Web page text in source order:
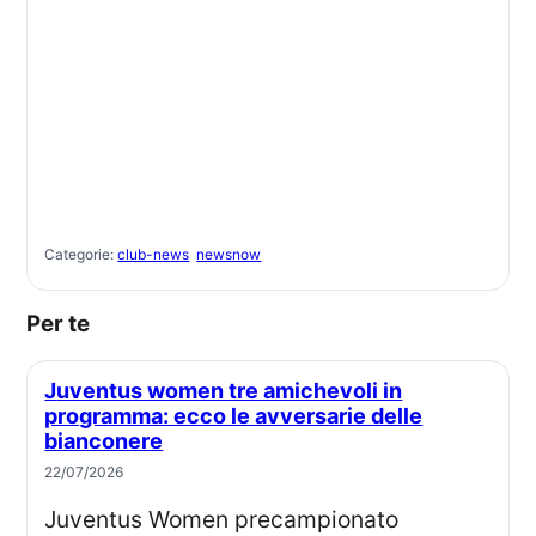
Categorie:club-news newsnow
Per te
Juventus women tre amichevoli in
programma: ecco le avversarie delle
bianconere
22/07/2026
Juventus Women precampionato